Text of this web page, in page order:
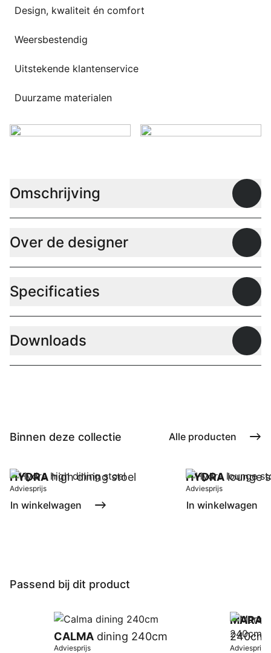
Overig
Flagship stores
Contact
3D modellen
Support
Nieuws
Over ons
Taalkeuze
Design, kwaliteit én comfort
Weersbestendig
Uitstekende klantenservice
Duurzame materialen
Omschrijving
Over de designer
Specificaties
Downloads
Binnen deze collectie Alle producten
HYDRAhigh dining stoel
Adviesprijs
In winkelwagen
HYDRAlounge
Adviesprijs
In winkelwagen
Passend bij dit product
CALMAdining 240cm
Adviesprijs
240cm
Adviesprijs